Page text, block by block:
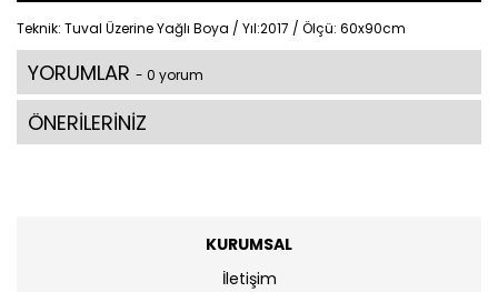
Teknik: Tuval Üzerine Yağlı Boya / Yıl:2017 / Ölçü: 60x90cm
YORUMLAR - 0 yorum
ÖNERİLERİNİZ
KURUMSAL
İletişim